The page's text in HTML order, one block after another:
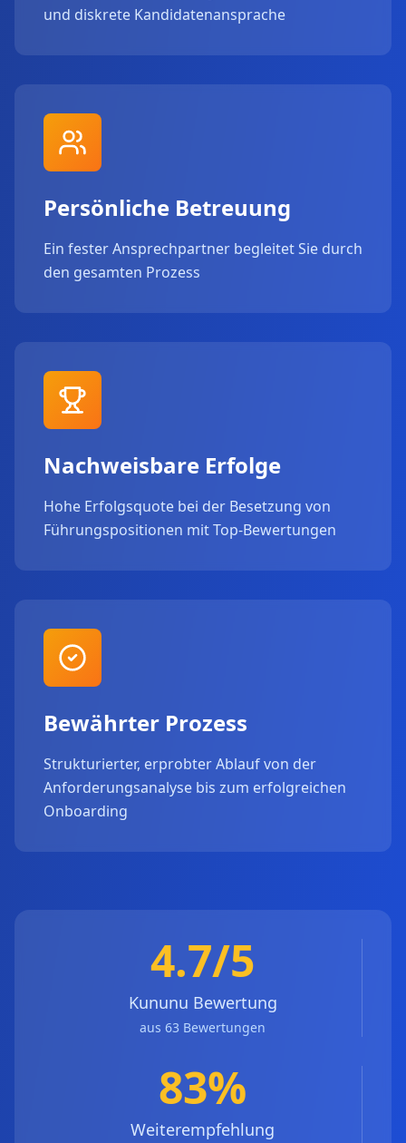
und diskrete Kandidatenansprache
Persönliche Betreuung
Ein fester Ansprechpartner begleitet Sie durch
den gesamten Prozess
Nachweisbare Erfolge
Hohe Erfolgsquote bei der Besetzung von
Führungspositionen mit Top-Bewertungen
Bewährter Prozess
Strukturierter, erprobter Ablauf von der
Anforderungsanalyse bis zum erfolgreichen
Onboarding
4.7/5
Kununu Bewertung
aus 63 Bewertungen
83%
Weiterempfehlung